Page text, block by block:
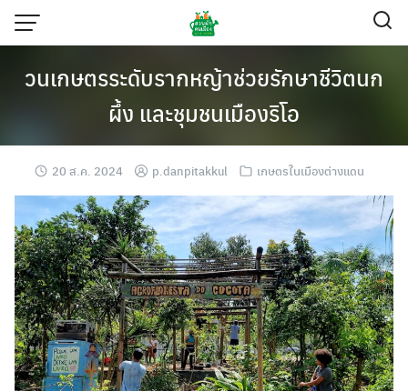
Skip
วนเกษตรระดับรากหญ้าช่วยรักษาชีวิตนก
ผึ้ง และชุมชนเมืองริโอ
20 ส.ค. 2024 p.danpitakkul เกษตรในเมืองต่างแดน